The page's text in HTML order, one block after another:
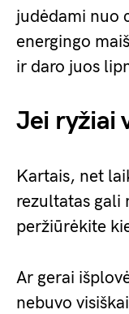
judėdami nuo
energingo
ir daro juos
Jei ryžiai
Kartais, net
rezultatas gali
peržiūrėkite
Ar gerai
nebuvo